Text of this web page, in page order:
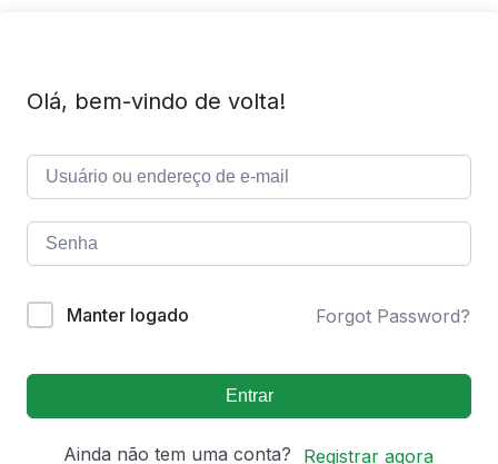
Olá, bem-vindo de volta!
Manter logado Forgot Password?
Entrar
Ainda não tem uma conta? Registrar agora